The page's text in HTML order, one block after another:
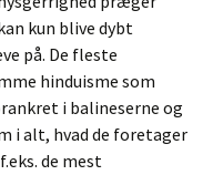
kun blive dybt
på. De fleste
hinduisme som
i balineserne og
i alt, hvad de foretager
de mest